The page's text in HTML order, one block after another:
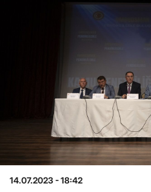
14.07.2023 - 18:42